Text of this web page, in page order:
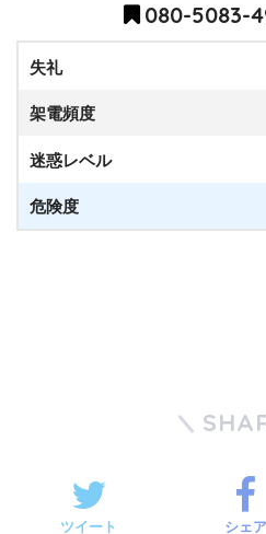
080-5083-
失礼
架電頻度
迷惑レベル
危険度
ツイート シェア